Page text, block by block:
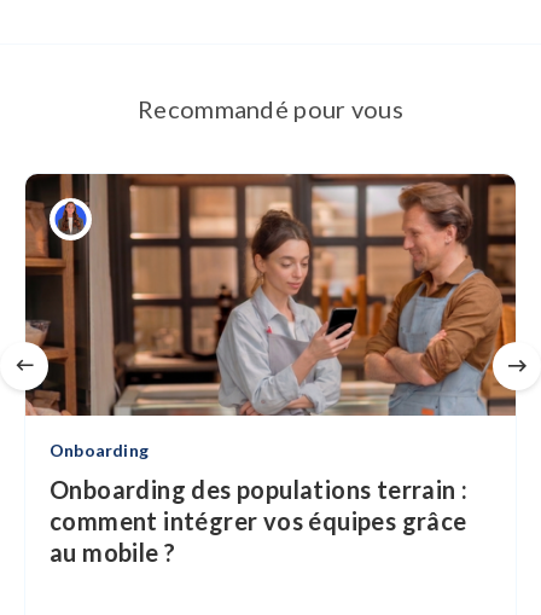
Recommandé pour vous
Onboarding
Onboarding des populations terrain :
comment intégrer vos équipes grâce
au mobile ?